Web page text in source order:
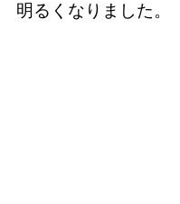
明るくなりました。